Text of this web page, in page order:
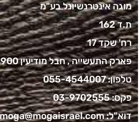
מוגה אינטרנשיונל בע"מ
ת.ד 162
רח' שקד 17
פארק התעשייה , חבל מודיעין 7319900
טלפון:055-4544007
פקס: 03-9702555
דוא"ל:moga@mogaisrael.com